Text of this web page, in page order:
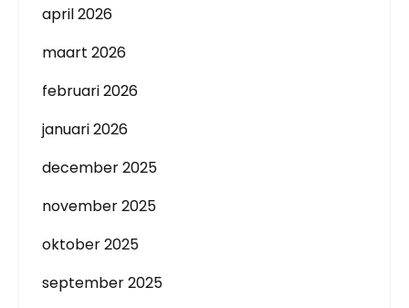
april 2026
maart 2026
februari 2026
januari 2026
december 2025
november 2025
oktober 2025
september 2025